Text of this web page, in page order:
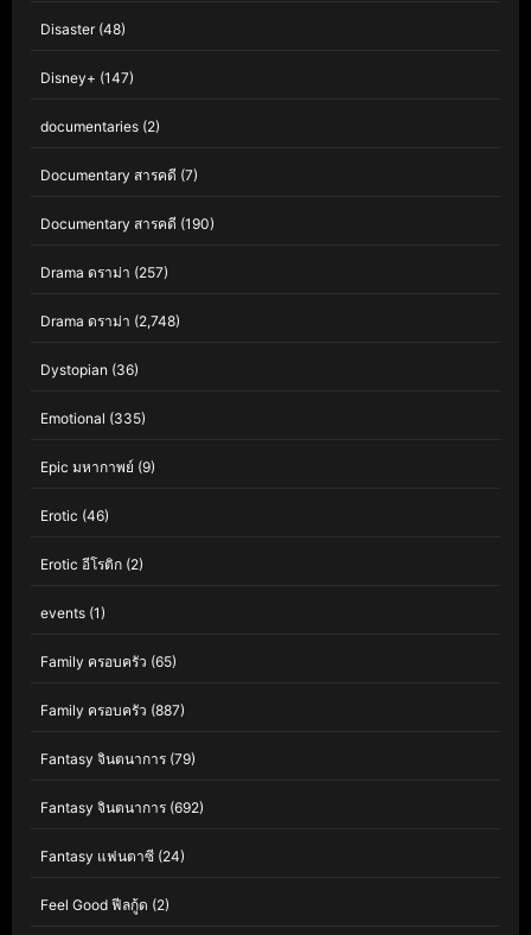
Disaster(48)
Disney+ (147)
documentaries (2)
Documentary สารคดี (7)
Documentary สารคดี (190)
Drama ดราม่า (257)
Drama ดราม่า (2,748)
Dystopian (36)
Emotional (335)
Epic มหากาพย์ (9)
Erotic (46)
Erotic อีโรติก (2)
events (1)
Family ครอบครัว (65)
Family ครอบครัว (887)
Fantasy จินตนาการ (79)
Fantasy จินตนาการ (692)
Fantasy แฟนตาซี (24)
Feel Good ฟีลกู้ด (2)